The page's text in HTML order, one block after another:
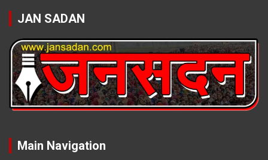
JAN SADAN
Main Navigation